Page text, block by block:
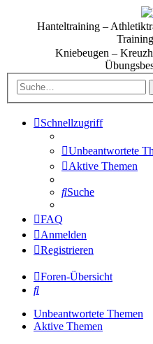
Hanteltraining –
Kniebeugen –
Schnellzugriff
Unbeantwortete
Aktive Themen
Suche
FAQ
Anmelden
Registrieren
Foren-Übersicht
Suche
Unbeantwortete Themen
Aktive Themen